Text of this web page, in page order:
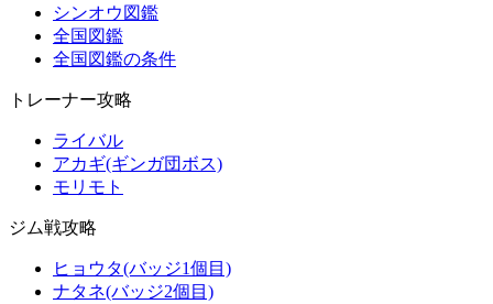
シンオウ図鑑
全国図鑑
全国図鑑の条件
トレーナー攻略
ライバル
アカギ(ギンガ団ボス)
モリモト
ジム戦攻略
ヒョウタ(バッジ1個目)
ナタネ(バッジ2個目)